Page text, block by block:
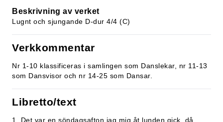
Beskrivning av verket
Lugnt och sjungande D-dur 4/4 (C)
Verkkommentar
Nr 1-10 klassificeras i samlingen som Danslekar, nr 11-13
som Dansvisor och nr 14-25 som Dansar.
Libretto/text
1. Det var en söndagsafton jag mig åt lunden gick, då